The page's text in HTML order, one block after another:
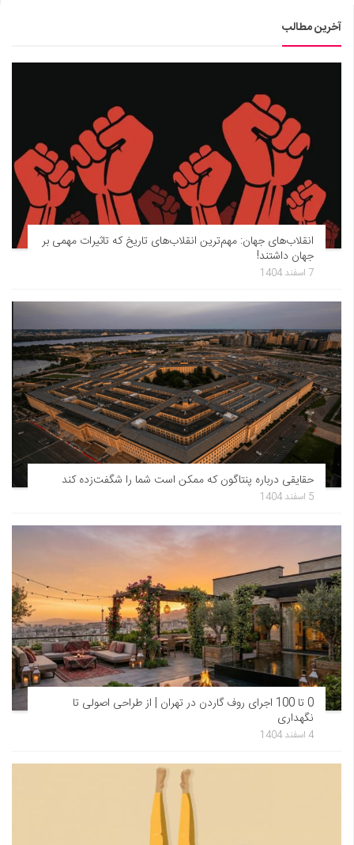
آخرین مطالب
انقلاب‌های جهان: مهم‌ترین انقلاب‌های تاریخ که تاثیرات مهمی بر
جهان داشتند!
7 اسفند 1404
حقایقی درباره پنتاگون که ممکن است شما را شگفت‌زده کند
5 اسفند 1404
0 تا 100 اجرای روف گاردن در تهران | از طراحی اصولی تا
نگهداری
4 اسفند 1404